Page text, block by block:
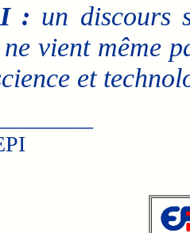
: un discours
vient même
et